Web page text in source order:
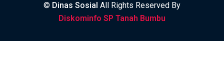
© Dinas Sosial All Rights Reserved By
Diskominfo SP Tanah Bumbu